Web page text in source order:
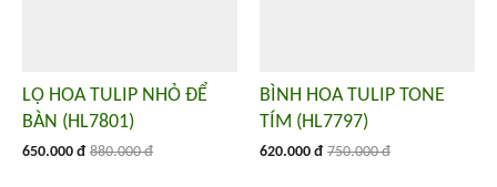
LỌ HOA TULIP NHỎ ĐỂ
BÀN (HL7801)
650.000 đ 880.000 đ
BÌNH HOA TULIP TONE
TÍM (HL7797)
620.000 đ 750.000 đ